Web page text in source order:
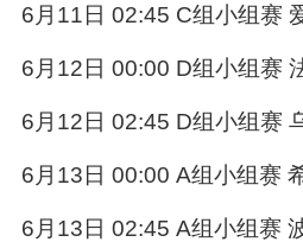
6月11日 02:45 C组小组赛
6月12日 00:00 D组小组赛
6月12日 02:45 D组小组赛
6月13日 00:00 A组小组赛
6月13日 02:45 A组小组赛